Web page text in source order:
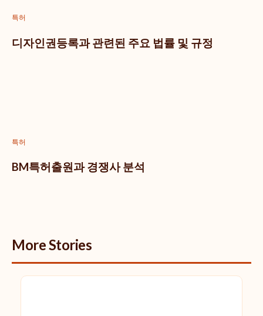
특허
디자인권등록과 관련된 주요 법률 및 규정
특허
BM특허출원과 경쟁사 분석
More Stories